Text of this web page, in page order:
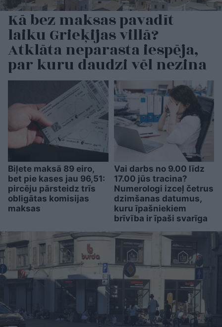
Kā bez maksas pavadīt
laiku Grieķijas villā?
Atklāta neparasta iespēja,
par kuru daudzi vēl nezina
Biļete maksā 89 eiro,
bet pie kases jau 96,51:
pircēju pārsteidz trīs
obligātas komisijas
maksas
Vai darbs no 9.00 līdz
17.00 jūs tracina?
Numerologi izceļ četrus
dzimšanas datumus,
kuru īpašniekiem
brīvība ir īpaši svarīga